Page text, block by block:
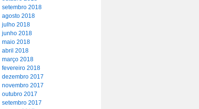
setembro 2018
agosto 2018
julho 2018
junho 2018
maio 2018
abril 2018
março 2018
fevereiro 2018
dezembro 2017
novembro 2017
outubro 2017
setembro 2017